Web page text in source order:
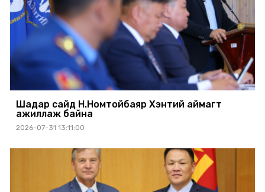
Шадар сайд Н.Номтойбаяр Хэнтий аймагт
ажиллаж байна
2026-07-31 13:11:00